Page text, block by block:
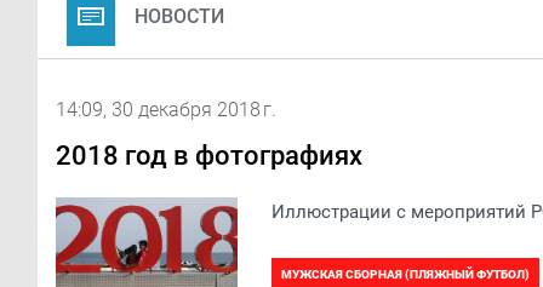
НОВОСТИ
14:09, 30 декабря 2018 г.
2018 год в фотографиях
Иллюстрации с мероприятий
МУЖСКАЯ СБОРНАЯ (ПЛЯЖНЫЙ ФУТБОЛ)